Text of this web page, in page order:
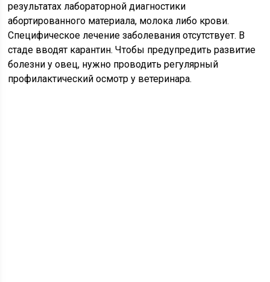
результатах лабораторной диагностики
абортированного материала, молока либо крови.
Специфическое лечение заболевания отсутствует. В
стаде вводят карантин. Чтобы предупредить развитие
болезни у овец, нужно проводить регулярный
профилактический осмотр у ветеринара.